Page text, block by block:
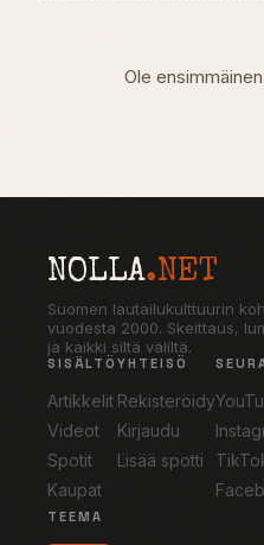
Ole
NOLLA.NET
Suomen lautailukulttuurin
vuodesta 2000. Skeittaus,
ja kaikki siltä väliltä.
SISÄLTÖ
Artikkelit
Videot
Spotit
Kaupat
YHTEISÖ
Rekisteröidy
Kirjaudu
Lisää spotti
TEEMA